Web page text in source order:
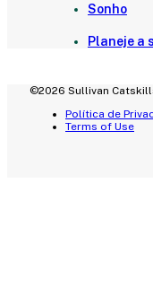
Sonho
Planeje a
©2026 Sullivan
Política de
Terms of Use